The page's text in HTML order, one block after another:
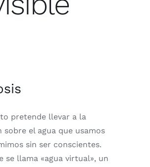
pretende llevar a la
sobre el agua que usamos
sin ser conscientes.
se llama «agua virtual», un